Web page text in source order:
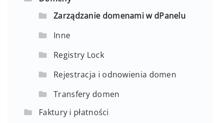
Zarządzanie domenami w dPanelu
Inne
Registry Lock
Rejestracja i odnowienia domen
Transfery domen
Faktury i płatności